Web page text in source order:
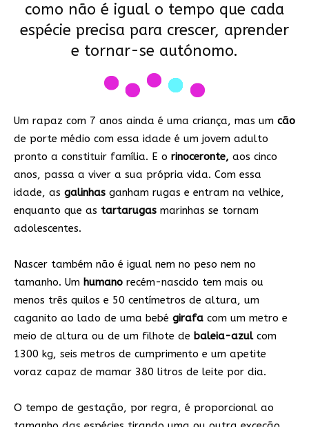
como não é igual o tempo que cada
espécie precisa para crescer, aprender
e tornar-se autónomo.
Um rapaz com 7 anos ainda é uma criança, mas um cão
de porte médio com essa idade é um jovem adulto
pronto a constituir família. E o rinoceronte, aos cinco
anos, passa a viver a sua própria vida. Com essa
idade, as galinhas ganham rugas e entram na velhice,
enquanto que as tartarugas marinhas se tornam
adolescentes.
Nascer também não é igual nem no peso nem no
tamanho. Um humano recém-nascido tem mais ou
menos três quilos e 50 centímetros de altura, um
caganito ao lado de uma bebé girafa com um metro e
meio de altura ou de um filhote de baleia-azulcom
1300 kg, seis metros de cumprimento e um apetite
voraz capaz de mamar 380 litros de leite por dia.
O tempo de gestação, por regra, é proporcional ao